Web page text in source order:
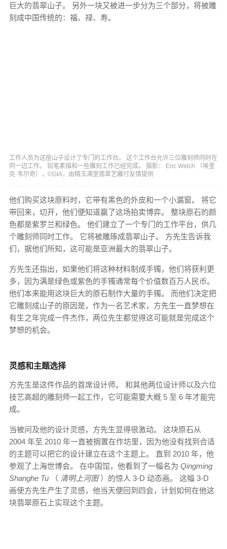
巨大的翡翠山子。 另外一块又被进一步分为三个部分，将被雕
刻成中国传统的：福、禄、寿。
工作人员为这座山子设计了专门的工作台。 这个工作台允许三位雕刻师同时在
同一边工作。 铅笔素描和一些雕刻工作已经完成。 摄影： Eric Welch （埃里
克·韦尔奇），©GIA，由精玉满堂翡翠艺雕行友情提供
他们购买这块原料时，它带有黑色的外皮和一个小漏窗。 将它
带回来，切开，他们便知道赢了这场拍卖博弈。 整块原石的颜
色都是紫罗兰和绿色。 他们建立了一个专门的工作平台，供几
个雕刻师同时工作。 它将被雕琢成翡翠山子。 方先生告诉我
们，据他们所知，这可能是亚洲最大的翡翠山子。
方先生还指出，如果他们将这种材料制成手镯，他们将获利更
多，因为满是绿色或紫色的手镯通常每个价值数百万人民币。
他们本来能用这块巨大的原石制作大量的手镯。 而他们决定把
它雕刻成山子的原因是，作为一名艺术家，方先生一直梦想在
有生之年完成一件杰作，两位先生都觉得这可能就是完成这个
梦想的机会。
灵感和主题选择
方先生是这件作品的首席设计师。 和其他两位设计师以及六位
技艺高超的雕刻师一起工作，它可能需要大概 5 至 6 年才能完
成。
当被问及他的设计灵感，方先生显得很激动。 这块原石从
2004 年至 2010 年一直被搁置在作坊里，因为他没有找到合适
的主题可以把它的设计建立在这个主题上。 直到 2010 年，他
参观了上海世博会。 在中国馆，他看到了一幅名为 Qingming
Shanghe Tu （ 清明上河图）的惊人 3-D 动态画。 这幅 3-D
画使方先生产生了灵感，他当天便回到四会，计划如何在他这
块翡翠原石上实现这个主题。